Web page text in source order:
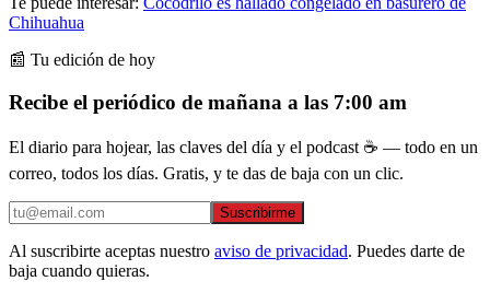
Chihuahua
📰 Tu edición de hoy
Recibe el periódico de mañana a las 7:00 am
El diario para hojear, las claves del día y el podcast ☕ — todo en un
correo, todos los días. Gratis, y te das de baja con un clic.
Suscribirme
Al suscribirte aceptas nuestro aviso de privacidad. Puedes darte de
baja cuando quieras.